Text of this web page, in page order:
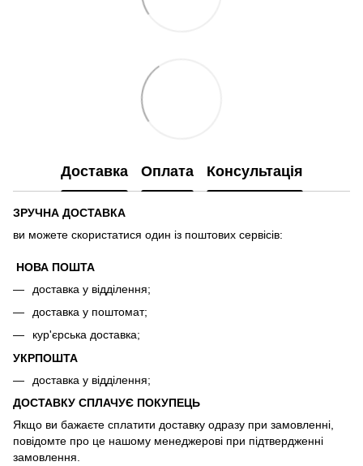
Доставка Оплата Консультація
ЗРУЧНА ДОСТАВКА
ви можете скористатися один із поштових сервісів:
НОВА ПОШТА
доставка у відділення;
доставка у поштомат;
кур'єрська доставка;
УКРПОШТА
доставка у відділення;
ДОСТАВКУ СПЛАЧУЄ ПОКУПЕЦЬ
Якщо ви бажаєте сплатити доставку одразу при замовленні,
повідомте про це нашому менеджерові при підтвердженні
замовлення.